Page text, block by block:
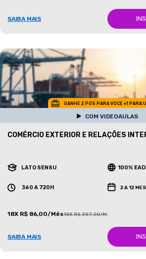
SAIBA MAIS
GANHE 2 POS PARA VOCE +1 PARA
COM VIDEOAULAS
COMÉRCIO EXTERIOR E RELAÇÕES
LATO SENSU 100% EAD
360 A 720H 2 A 12
18X R$ 86,00/Mês18X R$ 387,00/Mês
SAIBA MAIS